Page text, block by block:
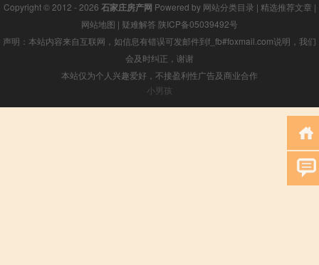
Copyright © 2012 - 2026 石家庄房产网 Powered by 网站分类目录 | 精选推荐文章 |
网站地图 | 疑难解答 陕ICP备05039492号
声明：本站内容来自互联网，如信息有错误可发邮件到f_fb#foxmail.com说明，我们
会及时纠正，谢谢
本站仅为个人兴趣爱好，不接盈利性广告及商业合作
小男孩